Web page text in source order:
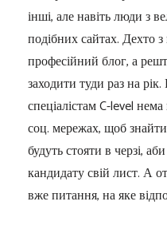
інші, але навіть люди з
подібних сайтах. Дехто
професійний блог, а
заходити туди раз на
спеціалістам C-level
соц. мережах, щоб
будуть стояти в черзі,
кандидату свій лист. А
вже питання, на яке